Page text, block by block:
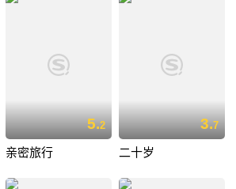
5.2
亲密旅行
3.7
二十岁